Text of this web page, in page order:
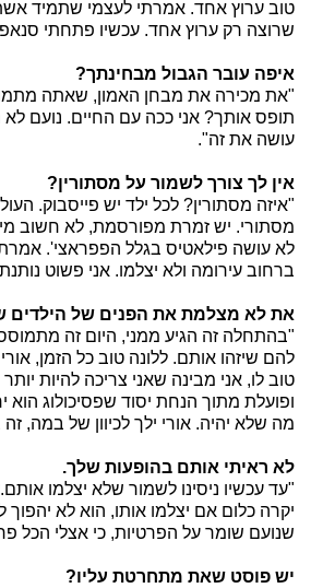
טוב ערוץ אחד. אמרתי לעצמי שתמיד
שרוצה רק ערוץ אחד. עכשיו פתחתי
איפה עובר הגבול מבחינתך?
"את מכירה את מבחן האמון, שאתה
תופס אותך? אני ככה עם החיים. נועם לא
עושה את זה".
אין לך צורך לשמור על מסתורין?
"איזה מסתורין? לכל ילד יש פייסבוק.
מסתורי. יש זמרת מפורסמת, לא חשוב
לא עושה פילאטיס בגלל הפפראצי'.
ברחוב עירומה ולא יצלמו. אני פשוט
את לא מצלמת את הפנים של הילדים
"בהתחלה זה הגיע ממני, היום זה
להם שיזהו אותם. ללונה טוב כל הזמן,
טוב לו, אני מבינה שאני צריכה להיות
ופועלת מתוך הנחת יסוד שפסיכולוג הוא
מה שלא יהיה. אורי ילך לכיוון של במה, זה
לא ראיתי אותם בהופעות שלך.
"עד עכשיו ניסינו לשמור שלא יצלמו
יקרה כלום אם יצלמו אותו, הוא לא
שנועם שומר על הפרטיות, כי אצלי הכל
יש פוסט שאת מתחרטת עליו?